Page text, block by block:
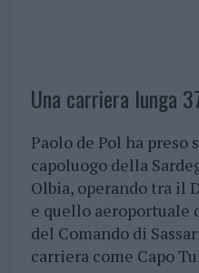
Una carriera lunga
Paolo de Pol ha
capoluogo della
Olbia, operando tra il
e quello aeroportuale
del Comando di
carriera come Capo